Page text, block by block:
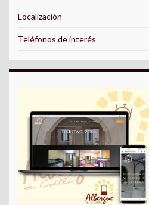
Localización
Teléfonos de interés